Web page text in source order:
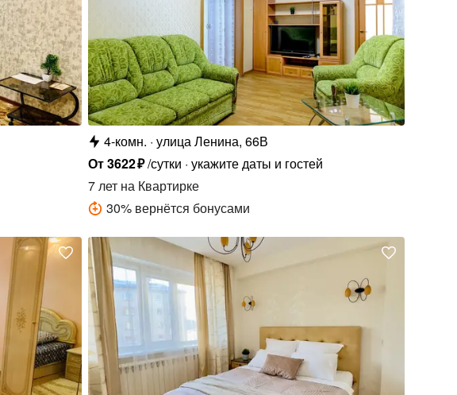
4-комн. улица Ленина, 66В
От3622₽/сутки укажите даты и гостей
7 лет на Квартирке
30% вернётся бонусами